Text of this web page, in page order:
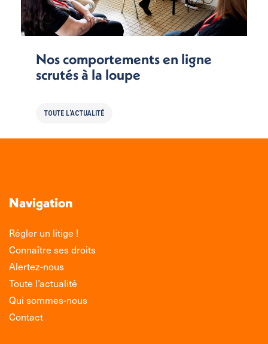
Nos comportements en ligne
scrutés à la loupe
TOUTE L'ACTUALITÉ
Navigation
Régler un litige !
Connaître ses droits
Alertez-nous
Toute l’actualité
Qui sommes-nous
Contact